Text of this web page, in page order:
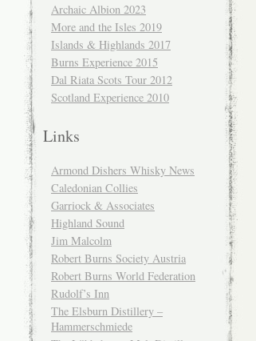
Archaic Albion 2023
More and the Isles 2019
Islands & Highlands 2017
Burns Experience 2015
Dal Riata Scots Tour 2012
Scotland Experience 2010
Links
Armond Dishers Whisky News
Caledonian Collies
Garriock & Associates
Highland Sound
Jim Malcolm
Robert Burns Society Austria
Robert Burns World Federation
Rudolf’s Inn
The Elsburn Distillery –
Hammerschmiede